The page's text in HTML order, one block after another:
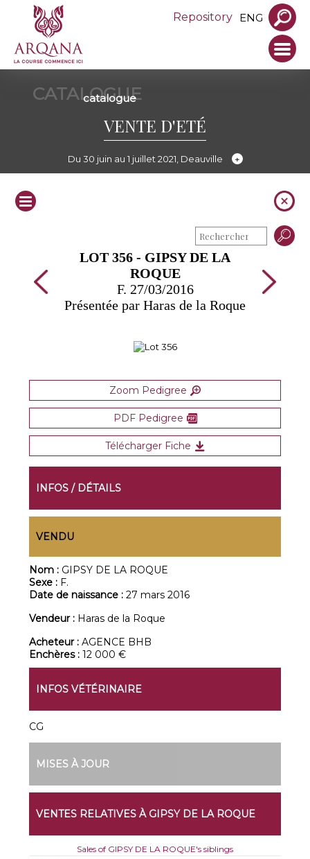
Repository ENG
CATALOGUE
catalogue
VENTE D'ETÉ
Du 30 juin au 1 juillet 2021, Deauville
LOT 356 - GIPSY DE LA
ROQUE
F. 27/03/2016
Présentée par Haras de la Roque
Zoom Pedigree
PDF Pedigree
Télécharger Fiche
INFOS / DÉTAILS
VENDU
Nom : GIPSY DE LA ROQUE
Sexe : F.
Date de naissance :27 mars 2016
Vendeur : Haras de la Roque
Acheteur :AGENCE BHB
Enchères :12 000 €
INFOS VÉTÉRINAIRE
CG
MISES À JOUR
VENTES RELATIVES À GIPSY DE LA ROQUE
Sales of GIPSY DE LA ROQUE's siblings